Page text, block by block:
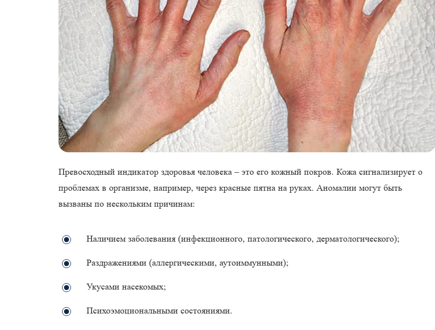
Превосходный индикатор здоровья человека – это его кожный покров. Кожа сигнализирует о
проблемах в организме, например, через красные пятна на руках. Аномалии могут быть
вызваны по нескольким причинам:
Наличием заболевания (инфекционного, патологического, дерматологического);
Раздражениями (аллергическими, аутоиммунными);
Укусами насекомых;
Психоэмоциональными состояниями.